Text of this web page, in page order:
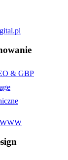
& GBP